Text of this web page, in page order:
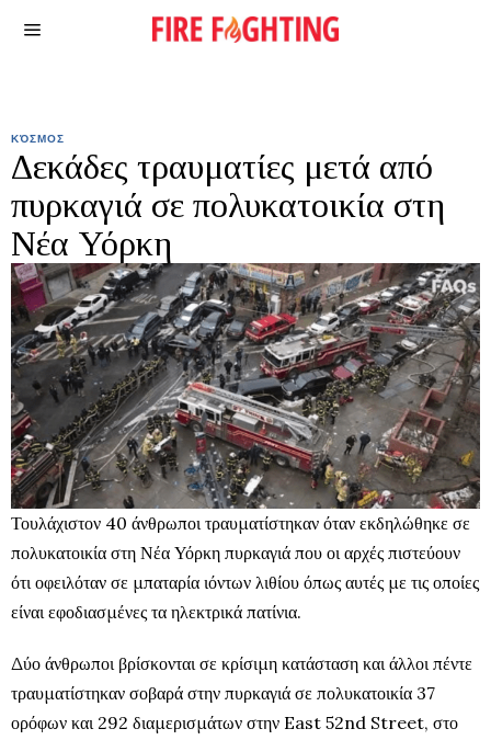
ΚΌΣΜΟΣ
Δεκάδες τραυματίες μετά από
πυρκαγιά σε πολυκατοικία στη
Νέα Υόρκη
Τουλάχιστον 40 άνθρωποι τραυματίστηκαν όταν εκδηλώθηκε σε
πολυκατοικία στη Νέα Υόρκη πυρκαγιά που οι αρχές πιστεύουν
ότι οφειλόταν σε μπαταρία ιόντων λιθίου όπως αυτές με τις οποίες
είναι εφοδιασμένες τα ηλεκτρικά πατίνια.
Δύο άνθρωποι βρίσκονται σε κρίσιμη κατάσταση και άλλοι πέντε
τραυματίστηκαν σοβαρά στην πυρκαγιά σε πολυκατοικία 37
ορόφων και 292 διαμερισμάτων στην East 52nd Street, στο